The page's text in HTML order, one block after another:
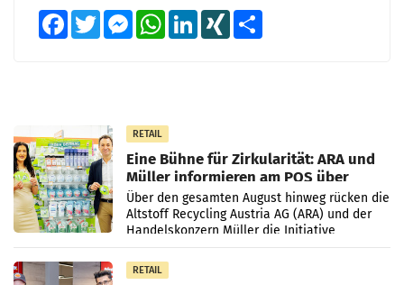
FacebookTwitter MessengerWhatsAppLinkedInXING
RETAIL
Eine Bühne für Zirkularität: ARA und
Müller informieren am POS über
Kreislauffähigkeit
Über den gesamten August hinweg rücken die
Altstoff Recycling Austria AG (ARA) und der
Handelskonzern Müller die Initiative
„Kreislauf-Helden“ in allen österreichischen
Müller-Filialen
RETAIL